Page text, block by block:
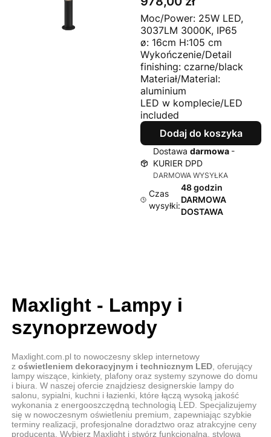
Moc/Power: 25W LED,
3037LM 3000K, IP65
ø: 16cm H:105 cm
Wykończenie/Detail
finishing: czarne/black
Materiał/Material:
aluminium
LED w komplecie/LED
included
Dodaj do koszyka
Dostawa darmowa -
KURIER DPD
DARMOWA WYSYŁKA
Czas
wysyłki:
48 godzin
DARMOWA
DOSTAWA
Maxlight - Lampy i
szynoprzewody
Maxlight.com.pl to nowoczesny sklep internetowy
z oświetleniem dekoracyjnym i technicznym LED, oferujący
lampy wiszące, kinkiety, plafony oraz systemy szynowe do domu
i biura. W naszej ofercie znajdziesz designerskie lampy do
salonu, sypialni, kuchni i łazienki, które łączą wysoką jakość
wykonania z energooszczędną technologią LED. Specjalizujemy
się w nowoczesnym oświetleniu premium, zapewniając szybkie
terminy realizacji, profesjonalne doradztwo oraz atrakcyjne ceny
producenta. Wybierz Maxlight i stwórz funkcjonalną, stylową